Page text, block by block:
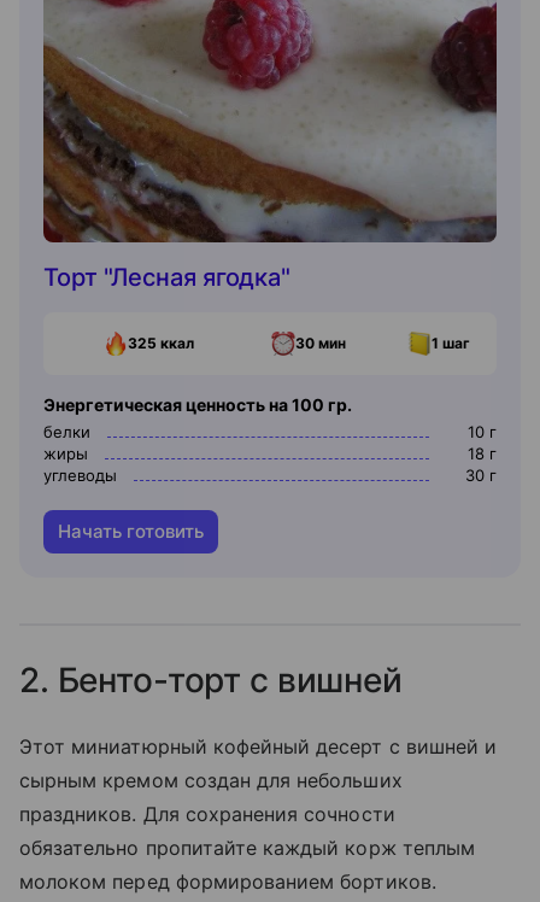
Торт "Лесная ягодка"
325 ккал 30 мин 1 шаг
Энергетическая ценность на 100 гр.
белки 10 г
жиры
18 г
углеводы
30 г
Начать готовить
2. Бенто-торт с вишней
Этот миниатюрный кофейный десерт с вишней и
сырным кремом создан для небольших
праздников. Для сохранения сочности
обязательно пропитайте каждый корж теплым
молоком перед формированием бортиков.